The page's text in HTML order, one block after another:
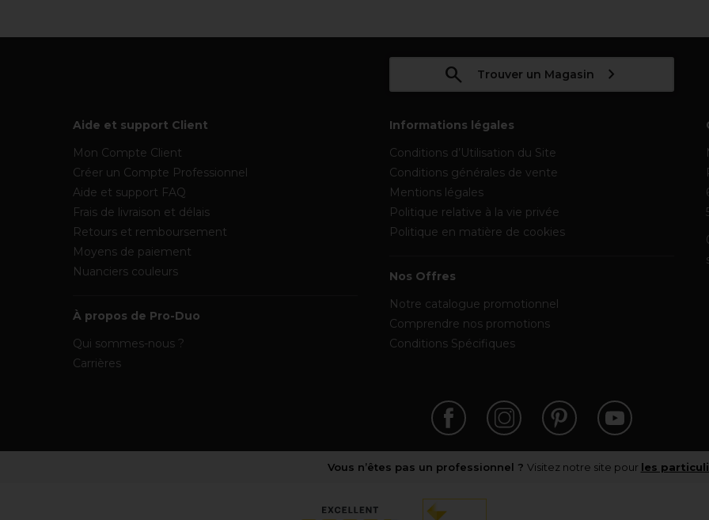
Trouver un Magasin
Aide et support Client
Mon Compte Client
Créer un Compte Professionnel
Aide et support FAQ
Frais de livraison et délais
Retours et remboursement
Moyens de paiement
Nuanciers couleurs
À propos de Pro-Duo
Qui sommes-nous ?
Carrières
Informations légales
Conditions d’Utilisation du Site
Conditions générales de vente
Mentions légales
Politique relative à la vie privée
Politique en matière de cookies
Nos Offres
Notre catalogue promotionnel
Comprendre nos promotions
Conditions Spécifiques
Vous n’êtes pas un professionnel ? Visitez notre site pour les